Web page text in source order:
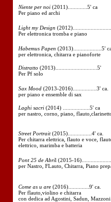
Niente per noi (2011).............5' ca
Per piano ed archi
Light my Design
Per elettronica tromba e piano
Habemus Papen (2013)...................5'
per elettronica, chitarra e pianoforte
Distratto (2013)............................5'
Per Pf solo
Sax Mood (2013-2016)................3' ca.
per piano e ensemble di sax
Laghi sacri (2014) ..................5' ca
per nastro, corno, piano,
Street Portrait(2015)................4' ca.
Per chitarra elettrica, flauto e voce,
elettrico, marimba e batteria
Pont 25 de Abril (2015-
per Nastro, FLauto, Chitarra, Piano
Come as u are (2016)..............9' ca.
Per flauto,violino e chitarra
con dedica ad Agostini, Sadun,